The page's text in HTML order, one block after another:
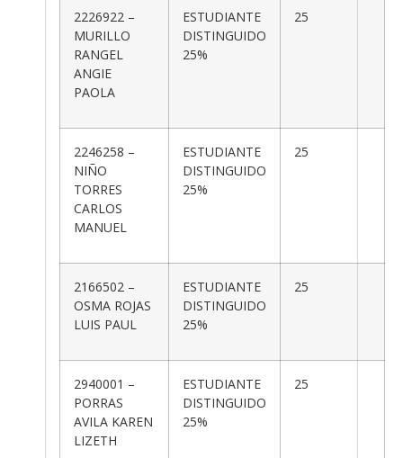
2226922 –
MURILLO
RANGEL
ANGIE
PAOLA
ESTUDIANTE
DISTINGUIDO
25%
25
2246258 –
NIÑO
TORRES
CARLOS
MANUEL
ESTUDIANTE
DISTINGUIDO
25%
25
2166502 –
OSMA ROJAS
LUIS PAUL
ESTUDIANTE
DISTINGUIDO
25%
25
2940001 –
PORRAS
AVILA KAREN
LIZETH
ESTUDIANTE
DISTINGUIDO
25%
25